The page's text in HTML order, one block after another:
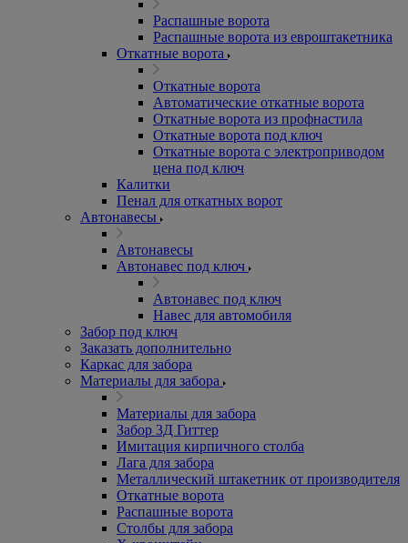
Распашные ворота
Распашные ворота из евроштакетника
Откатные ворота
Откатные ворота
Автоматические откатные ворота
Откатные ворота из профнастила
Откатные ворота под ключ
Откатные ворота с электроприводом
цена под ключ
Калитки
Пенал для откатных ворот
Автонавесы
Автонавесы
Автонавес под ключ
Автонавес под ключ
Навес для автомобиля
Забор под ключ
Заказать дополнительно
Каркас для забора
Материалы для забора
Материалы для забора
Забор 3Д Гиттер
Имитация кирпичного столба
Лага для забора
Металлический штакетник от производителя
Откатные ворота
Распашные ворота
Столбы для забора